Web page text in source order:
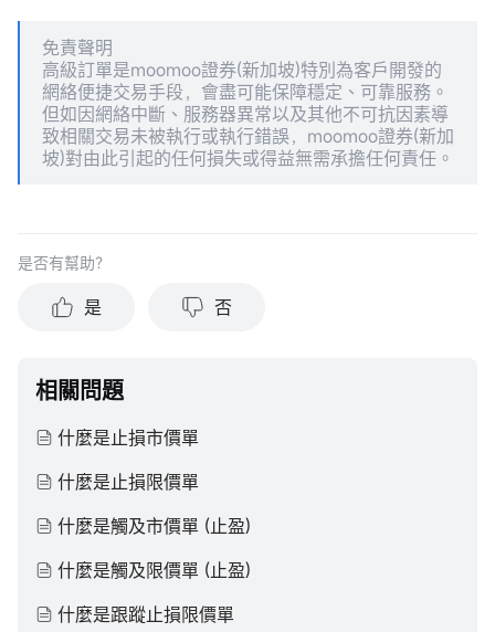
免責聲明
高級訂單是moomoo證券(新加坡)特別為客戶開發的
網絡便捷交易手段，會盡可能保障穩定、可靠服務。
但如因網絡中斷、服務器異常以及其他不可抗因素導
致相關交易未被執行或執行錯誤，moomoo證券(新加
坡)對由此引起的任何損失或得益無需承擔任何責任。
是否有幫助？
是 否
相關問題
什麼是止損市價單
什麼是止損限價單
什麼是觸及市價單 (止盈)
什麼是觸及限價單 (止盈)
什麼是跟蹤止損限價單